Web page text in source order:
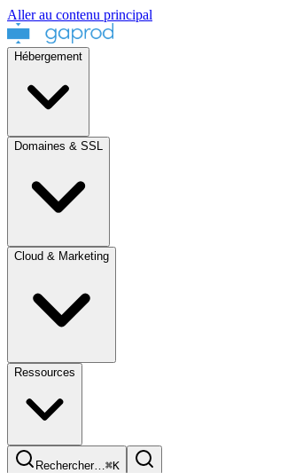
Aller au contenu principal
Hébergement
Domaines & SSL
Cloud & Marketing
Ressources
Rechercher…⌘K